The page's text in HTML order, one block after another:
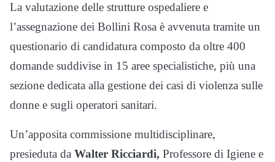
La valutazione delle strutture ospedaliere e
l’assegnazione dei Bollini Rosa è avvenuta tramite un
questionario di candidatura composto da oltre 400
domande suddivise in 15 aree specialistiche, più una
sezione dedicata alla gestione dei casi di violenza sulle
donne e sugli operatori sanitari.
Un’apposita commissione multidisciplinare,
presieduta da Walter Ricciardi, Professore di Igiene e